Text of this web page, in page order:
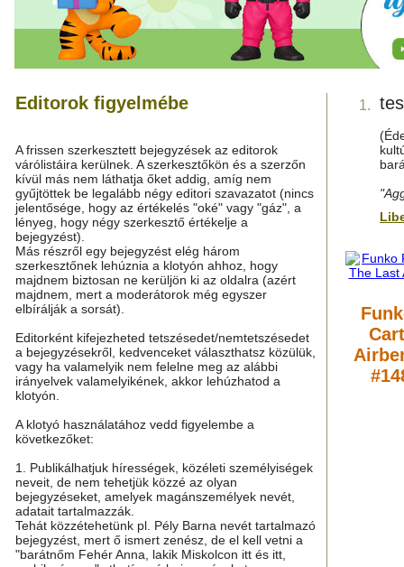
Editorok figyelmébe
A frissen szerkesztett bejegyzések az editorok
várólistáira kerülnek. A szerkesztőkön és a szerzőn
kívül más nem láthatja őket addig, amíg nem
gyűjtöttek be legalább négy editori szavazatot (nincs
jelentősége, hogy az értékelés "oké" vagy "gáz", a
lényeg, hogy négy szerkesztő értékelje a
bejegyzést).
Más részről egy bejegyzést elég három
szerkesztőnek lehúznia a klotyón ahhoz, hogy
majdnem biztosan ne kerüljön ki az oldalra (azért
majdnem, mert a moderátorok még egyszer
elbírálják a sorsát).
Editorként kifejezheted tetszésedet/nemtetszésedet
a bejegyzésekről, kedvenceket választhatsz közülük,
vagy ha valamelyik nem felelne meg az alábbi
irányelvek valamelyikének, akkor lehúzhatod a
klotyón.
A klotyó használatához vedd figyelembe a
következőket:
1. Publikálhatjuk hírességek, közéleti személyiségek
neveit, de nem tehetjük közzé az olyan
bejegyzéseket, amelyek magánszemélyek nevét,
adatait tartalmazzák.
Tehát közzétehetünk pl. Pély Barna nevét tartalmazó
bejegyzést, mert ő ismert zenész, de el kell vetni a
"barátnőm Fehér Anna, lakik Miskolcon itt és itt,
1.